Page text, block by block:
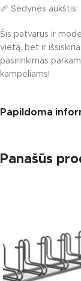
📏 Sėdynės
Šis patvarus ir
vietą, bet ir
pasirinkimas
kampeliams!
Papildoma
Panašūs